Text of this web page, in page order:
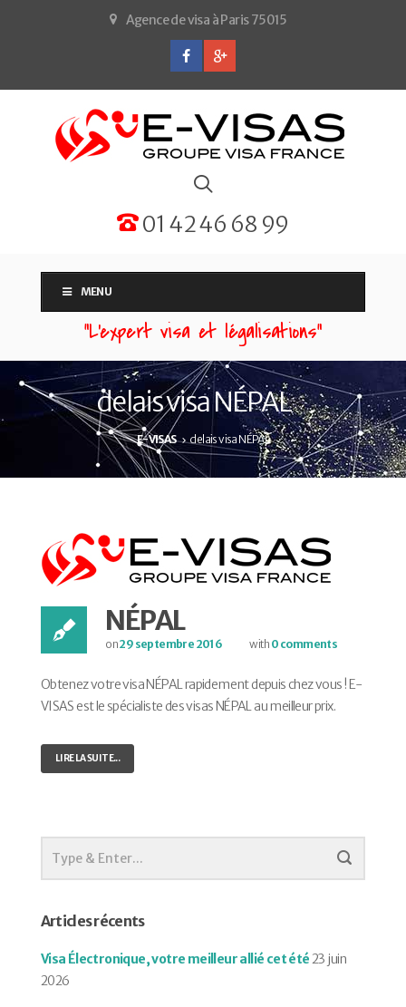
Agence de visa à Paris 75015
01 42 46 68 99
MENU
“L'expert visa et légalisations”
delais visa NÉPAL
E-VISAS delais visa NÉPAL
NÉPAL
on29 septembre 2016 with 0 comments
Obtenez votre visa NÉPAL rapidement depuis chez vous ! E-
VISAS est le spécialiste des visas NÉPAL au meilleur prix.
LIRE LA SUITE...
Articles récents
Visa Électronique, votre meilleur allié cet été23 juin
2026